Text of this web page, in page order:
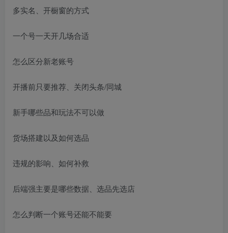
多实名、开橱窗的方式
一个号一天开几场合适
怎么区分新老账号
开播前只要推荐、关闭头条/同城
新手哪些品和玩法不可以做
货场搭建以及如何选品
违规的影响、如何补救
后端强主要是哪些数据、选品先选店
怎么判断一个账号还能不能要